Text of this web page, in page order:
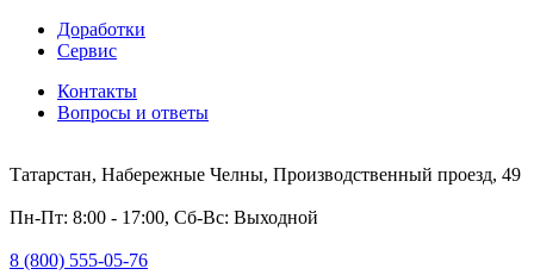
Доработки
Сервис
Контакты
Вопросы и ответы
Татарстан, Набережные Челны, Производственный проезд, 49
Пн-Пт: 8:00 - 17:00, Сб-Вс: Выходной
8 (800) 555-05-76